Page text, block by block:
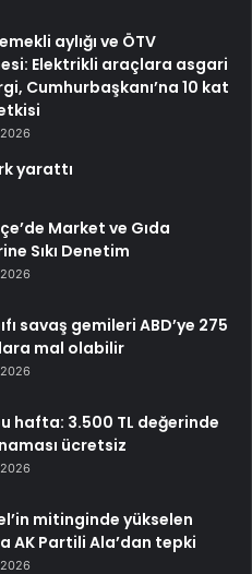
aylığı ve ÖTV
Elektrikli araçlara asgari
Cumhurbaşkanı’na 10 kat
yarattı
Market ve Gıda
Sıkı Denetim
savaş gemileri ABD’ye 275
mal olabilir
hafta: 3.500 TL değerinde
ücretsiz
mitinginde yükselen
AK Partili Ala’dan tepki